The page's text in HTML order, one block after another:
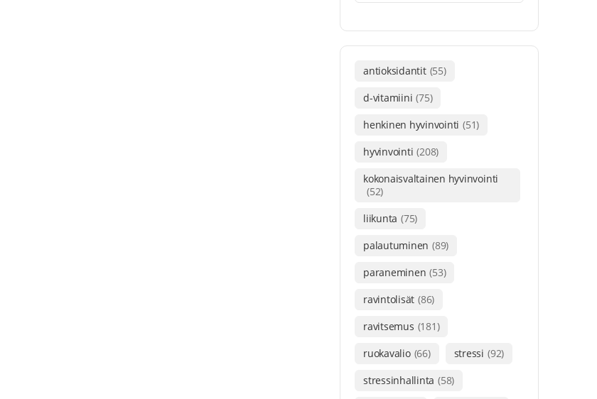
antioksidantit (55)
d-vitamiini (75)
henkinen hyvinvointi (51)
hyvinvointi (208)
kokonaisvaltainen hyvinvointi
(52)
liikunta (75)
palautuminen (89)
paraneminen (53)
ravintolisät (86)
ravitsemus (181)
ruokavalio (66) stressi (92)
stressinhallinta (58)